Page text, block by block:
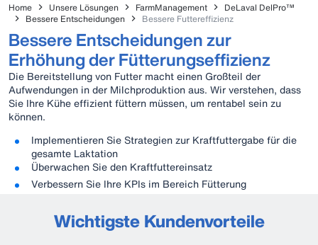
Home Unsere Lösungen FarmManagement
DeLaval DelPro™
Bessere Entscheidungen
Bessere Futtereffizienz
Bessere Entscheidungen zur
Erhöhung der Fütterungseffizienz
Die Bereitstellung von Futter macht einen Großteil der
Aufwendungen in der Milchproduktion aus. Wir verstehen, dass
Sie Ihre Kühe effizient füttern müssen, um rentabel sein zu
können.
Implementieren Sie Strategien zur Kraftfuttergabe für die
gesamte Laktation
Überwachen Sie den Kraftfuttereinsatz
Verbessern Sie Ihre KPIs im Bereich Fütterung
Wichtigste Kundenvorteile